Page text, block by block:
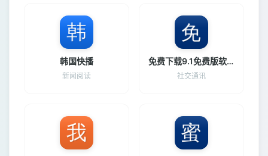
韩国快播
新闻阅读
免费下载9.1免费版软件
社交通讯